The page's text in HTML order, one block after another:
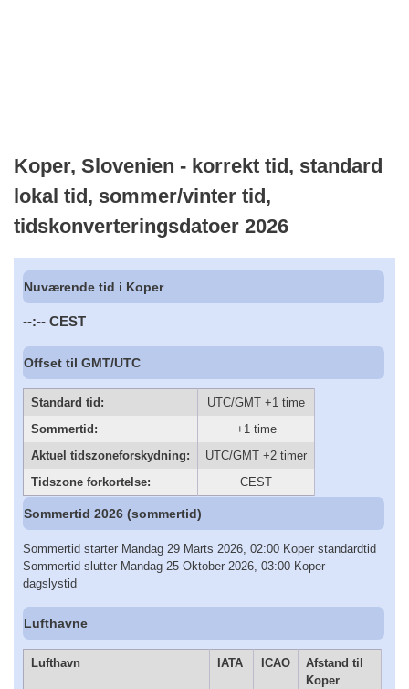
Koper, Slovenien - korrekt tid, standard
lokal tid, sommer/vinter tid,
tidskonverteringsdatoer 2026
Nuværende tid i Koper
--:-- CEST
Offset til GMT/UTC
Standard tid:
UTC/GMT +1 time
Sommertid:
+1 time
Aktuel tidszoneforskydning:
UTC/GMT +2 timer
Tidszone forkortelse:
CEST
Sommertid 2026 (sommertid)
Sommertid starter Mandag 29 Marts 2026, 02:00 Koper standardtid
Sommertid slutter Mandag 25 Oktober 2026, 03:00 Koper
dagslystid
Lufthavne
Lufthavn IATA ICAO
Afstand til
Koper